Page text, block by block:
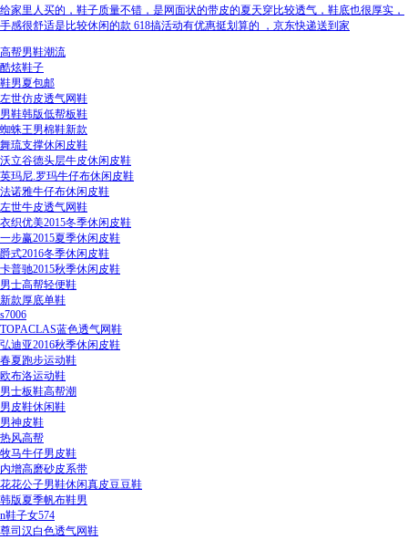
给家里人买的，鞋子质量不错，是网面状的带皮的夏天穿比较透气，鞋底也很厚实，
手感很舒适是比较休闲的款 618搞活动有优惠挺划算的 ，京东快递送到家
高帮男鞋潮流
酷炫鞋子
鞋男夏包邮
左世仿皮透气网鞋
男鞋韩版低帮板鞋
蜘蛛王男棉鞋新款
舞琉支撑休闲皮鞋
沃立谷德头层牛皮休闲皮鞋
英玛尼.罗玛牛仔布休闲皮鞋
法诺雅牛仔布休闲皮鞋
左世牛皮透气网鞋
衣织优美2015冬季休闲皮鞋
一步赢2015夏季休闲皮鞋
爵式2016冬季休闲皮鞋
卡普驰2015秋季休闲皮鞋
男士高帮轻便鞋
新款厚底单鞋
s7006
TOPACLAS蓝色透气网鞋
弘迪亚2016秋季休闲皮鞋
春夏跑步运动鞋
欧布洛运动鞋
男士板鞋高帮潮
男皮鞋休闲鞋
男神皮鞋
热风高帮
牧马牛仔男皮鞋
内增高磨砂皮系带
花花公子男鞋休闲真皮豆豆鞋
韩版夏季帆布鞋男
n鞋子女574
尊司汉白色透气网鞋